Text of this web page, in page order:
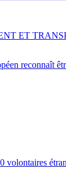
reconnaît
ET